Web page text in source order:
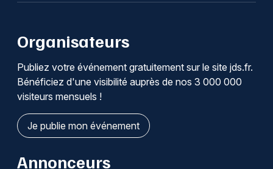
Organisateurs
Publiez votre événement gratuitement sur le site jds.fr.
Bénéficiez d'une visibilité auprès de nos 3 000 000
visiteurs mensuels !
Je publie mon événement
Annonceurs